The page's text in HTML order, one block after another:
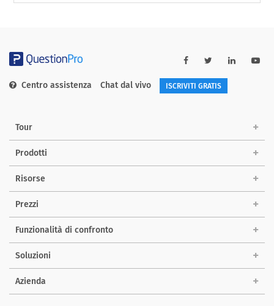
Centro assistenza Chat dal vivo ISCRIVITI GRATIS
Tour
Prodotti
Risorse
Prezzi
Funzionalità di confronto
Soluzioni
Azienda